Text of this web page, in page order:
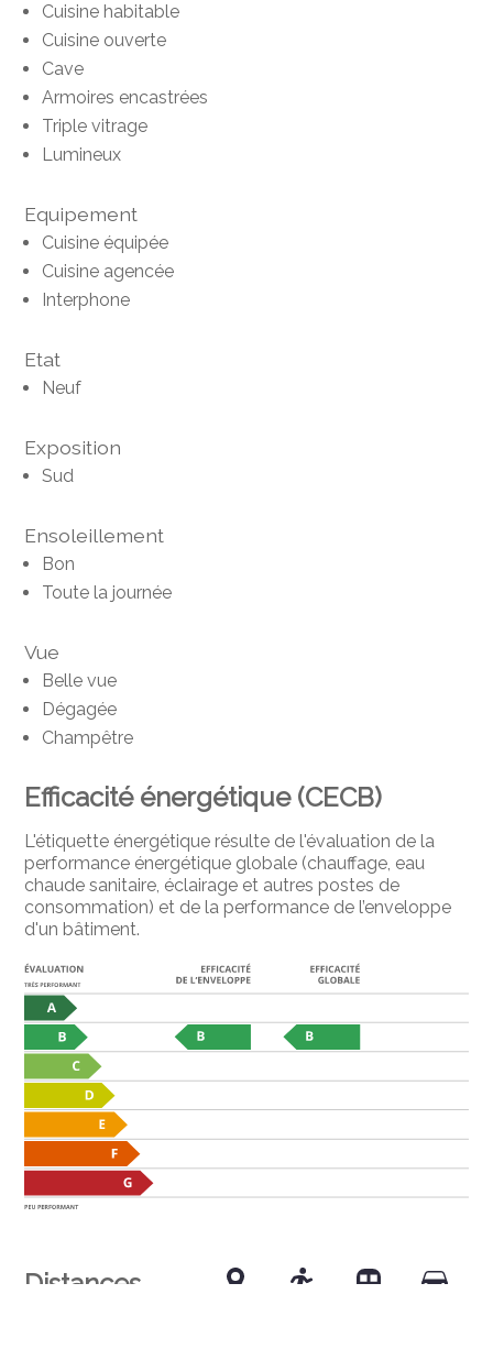
Cuisine habitable
Cuisine ouverte
Cave
Armoires encastrées
Triple vitrage
Lumineux
Equipement
Cuisine équipée
Cuisine agencée
Interphone
Etat
Neuf
Exposition
Sud
Ensoleillement
Bon
Toute la journée
Vue
Belle vue
Dégagée
Champêtre
Efficacité énergétique (CECB)
L'étiquette énergétique résulte de l'évaluation de la
performance énergétique globale (chauffage, eau
chaude sanitaire, éclairage et autres postes de
consommation) et de la performance de l’enveloppe
d'un bâtiment.
Distances